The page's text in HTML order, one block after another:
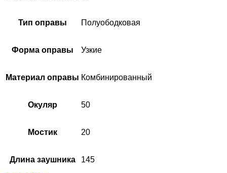
Тип оправы Полуободковая
Форма оправы Узкие
Материал оправы Комбинированный
Окуляр 50
Мостик 20
Длина заушника 145